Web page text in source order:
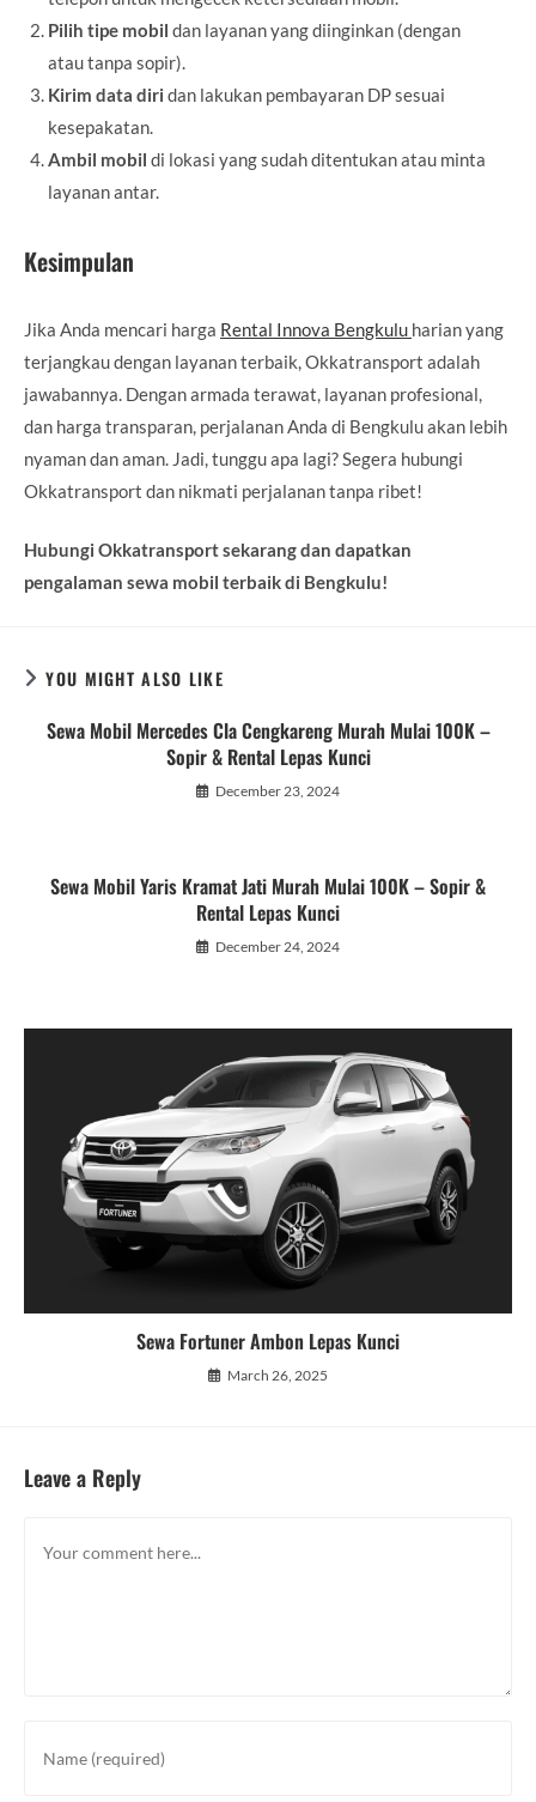
Pilih tipe mobil dan layanan yang diinginkan (dengan
atau tanpa sopir).
Kirim data diri dan lakukan pembayaran DP sesuai
kesepakatan.
Ambil mobil di lokasi yang sudah ditentukan atau minta
layanan antar.
Kesimpulan
Jika Anda mencari harga Rental Innova Bengkulu harian yang
terjangkau dengan layanan terbaik, Okkatransport adalah
jawabannya. Dengan armada terawat, layanan profesional,
dan harga transparan, perjalanan Anda di Bengkulu akan lebih
nyaman dan aman. Jadi, tunggu apa lagi? Segera hubungi
Okkatransport dan nikmati perjalanan tanpa ribet!
Hubungi Okkatransport sekarang dan dapatkan
pengalaman sewa mobil terbaik di Bengkulu!
YOU MIGHT ALSO LIKE
Sewa Mobil Mercedes Cla Cengkareng Murah Mulai 100K –
Sopir & Rental Lepas Kunci
December 23, 2024
Sewa Mobil Yaris Kramat Jati Murah Mulai 100K – Sopir &
Rental Lepas Kunci
December 24, 2024
Sewa Fortuner Ambon Lepas Kunci
March 26, 2025
Leave a Reply
your